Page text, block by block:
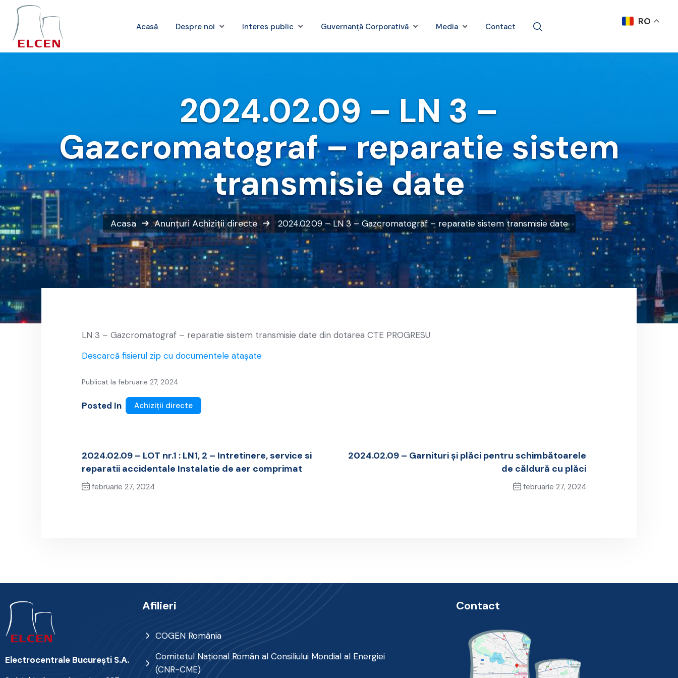
Acasă Despre noi Interes public Guvernanță Corporativă Media Contact
2024.02.09 – LN 3 –
Gazcromatograf – reparatie sistem
transmisie date
Acasa Anunțuri Achiziții directe 2024.02.09 – LN 3 – Gazcromatograf – reparatie sistem transmisie date
LN 3 – Gazcromatograf – reparatie sistem transmisie date din dotarea CTE PROGRESU
Descarcă fisierul zip cu documentele atașate
Publicat la februarie 27, 2024
Posted In Achiziții directe
2024.02.09 – LOT nr.1 : LN1, 2 – Intretinere, service si
reparatii accidentale Instalatie de aer comprimat
februarie 27, 2024
2024.02.09 – Garnituri și plăci pentru schimbătoarele
de căldură cu plăci
februarie 27, 2024
Electrocentrale Bucureşti S.A.
Afilieri
COGEN România
Comitetul Naţional Român al Consiliului Mondial al Energiei
(CNR-CME)
Contact
RO